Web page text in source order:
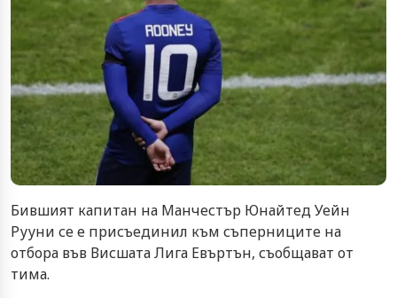
Бившият капитан на Манчестър Юнайтед Уейн
Рууни се е присъединил към съперниците на
отбора във Висшата Лига Евъртън, съобщават от
тима.